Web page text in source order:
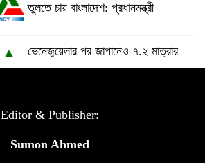
তুলতে চায় বাংলাদেশ: প্রধানমন্ত্রী
ভেনেজুয়েলার পর জাপানেও ৭.২ মাত্রার
শক্তিশালী ভূমিকম্প
টানা ৩ ম্যাচে গোল ভিনির, ইতিহাস বলছে
Editor & Publisher:
Sumon Ahmed